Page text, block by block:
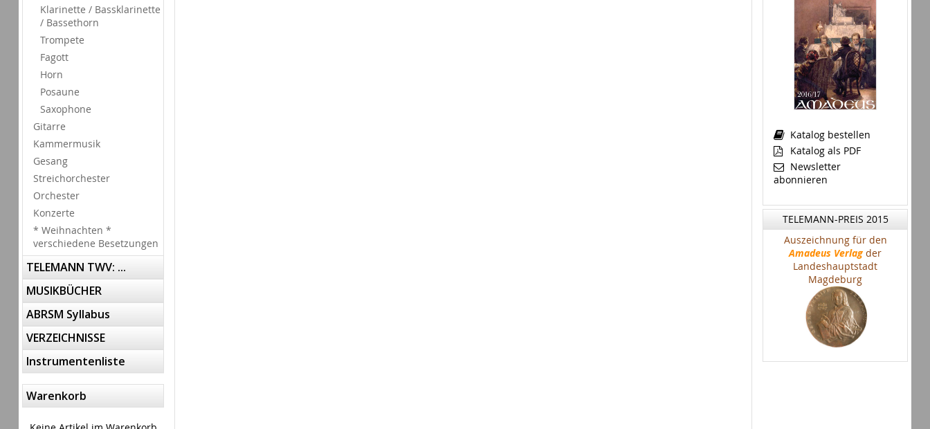
Klarinette / Bassklarinette
/ Bassethorn
Trompete
Fagott
Horn
Posaune
Saxophone
Gitarre
Kammermusik
Gesang
Streichorchester
Orchester
Konzerte
* Weihnachten *
verschiedene Besetzungen
TELEMANN TWV: ...
MUSIKBÜCHER
ABRSM Syllabus
VERZEICHNISSE
Instrumentenliste
Warenkorb
Katalog bestellen
Katalog als PDF
Newsletter
abonnieren
TELEMANN-PREIS 2015
Auszeichnung für den
Amadeus Verlag der
Landeshauptstadt
Magdeburg